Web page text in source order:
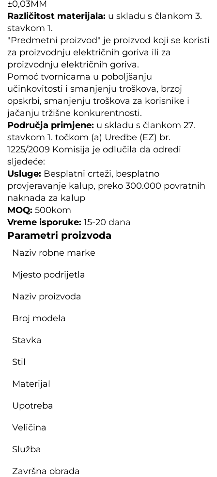
±0,03MM
Različitost materijala: u skladu s člankom 3.
stavkom 1.
"Predmetni proizvod" je proizvod koji se koristi
za proizvodnju električnih goriva ili za
proizvodnju električnih goriva.
Pomoć tvornicama u poboljšanju
učinkovitosti i smanjenju troškova, brzoj
opskrbi, smanjenju troškova za korisnike i
jačanju tržišne konkurentnosti.
Područja primjene: u skladu s člankom 27.
stavkom 1. točkom (a) Uredbe (EZ) br.
1225/2009 Komisija je odlučila da odredi
sljedeće:
Usluge: Besplatni crteži, besplatno
provjeravanje kalup, preko 300.000 povratnih
naknada za kalup
MOQ: 500kom
Vreme isporuke: 15-20 dana
Parametri proizvoda
Naziv robne marke
Mjesto podrijetla
Naziv proizvoda
Broj modela
Stavka
Stil
Materijal
Upotreba
Veličina
Služba
Završna obrada